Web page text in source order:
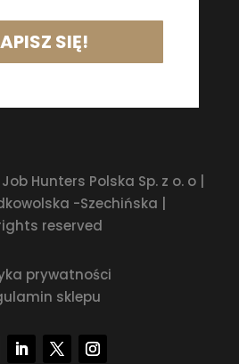
SIĘ!
Hunters Polska Sp. z o. o |
-Szechińska |
reserved
prywatności
sklepu